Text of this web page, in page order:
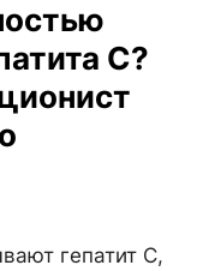
С?
гепатит С,